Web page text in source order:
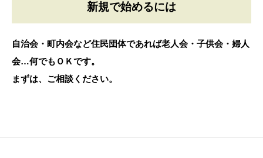
新規で始めるには
自治会・町内会など住民団体であれば老人会・子供会・婦人
会…何でもＯＫです。
まずは、ご相談ください。